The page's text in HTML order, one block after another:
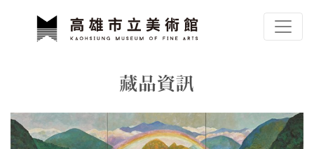
高雄市立美術館
網頁導覽
:::